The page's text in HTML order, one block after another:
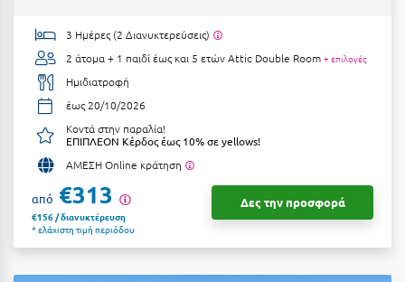
Αράχωβα
Αργολίδα
Αριδαία
Αρκαδία
Αρκίτσα
Αρτέμιδα
Ξενοδοχεία 2 Αστέρων
Ξενοδοχεία 3 Αστέρων
Ξενοδοχεία 4 Αστέρων
Ξενοδοχεία 5 Αστέρων
Βίλες
Κρουαζιέρες
3 Ημέρες (2 Διανυκτερεύσεις)
2 άτομα + 1 παιδί έως και 5 ετώνAttic Double Room + επιλογές
Ημιδιατροφή
έως 20/10/2026
Κοντά στην παραλία!
ΕΠΙΠΛΕΟΝ Κέρδος έως 10% σε yellows!
ΑΜΕΣΗ Online κράτηση
από €313
€156 / διανυκτέρευση
* ελάχιστη τιμή περιόδου
Δες την προσφορά